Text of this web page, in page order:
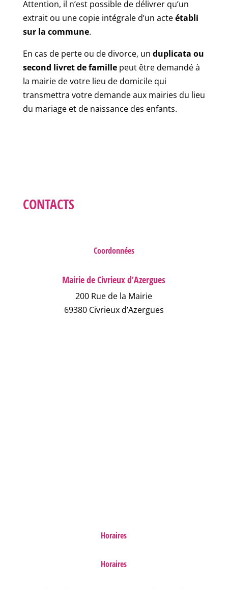
Attention, il n’est possible de délivrer qu’un
extrait ou une copie intégrale d’un acteétabli
sur la commune.
En cas de perte ou de divorce, un duplicata ou
second livret de famillepeut être demandé à
la mairie de votre lieu de domicile qui
transmettra votre demande aux mairies du lieu
du mariage et de naissance des enfants.
CONTACTS
Coordonnées
Mairie de Civrieux d’Azergues
200 Rue de la Mairie
69380 Civrieux d’Azergues
Horaires
Horaires